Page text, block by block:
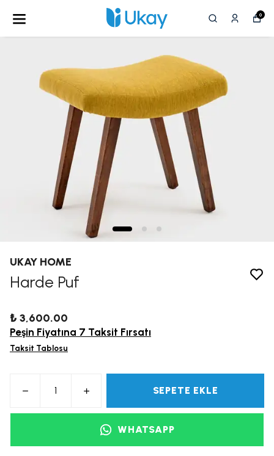
0
UKAY HOME
Harde Puf
₺ 3,600.00
Peşin Fiyatına 7 Taksit Fırsatı
Taksit Tablosu
SEPETE EKLE
WHATSAPP